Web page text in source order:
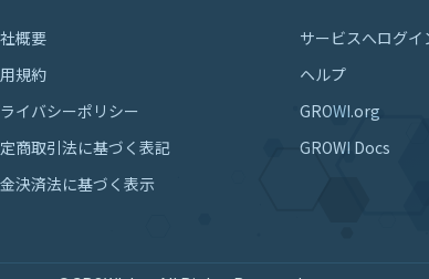
概要
規約
イバシーポリシー
商取引法に基づく表記
決済法に基づく表示
サービスへログイ
ヘルプ
GROWI.org
GROWI Docs